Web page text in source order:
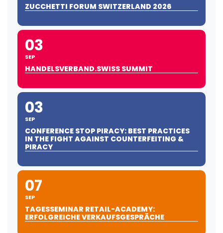
ZUCCHETTI FORUM SWITZERLAND 2026
03
SEP
HANDELSVERBAND.SWISS SUMMIT
03
SEP
CONFERENCE STOP PIRACY: BEST PRACTICES
IN THE FIGHT AGAINST COUNTERFEITING &
PIRACY
07
SEP
TAGESSEMINAR RETAIL-ACADEMY:
ERFOLGREICHE VERKAUFSGESPRÄCHE